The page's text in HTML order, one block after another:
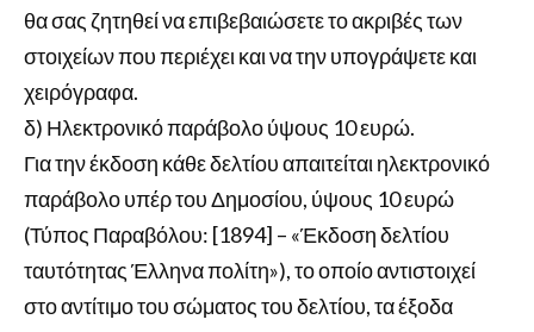
θα σας ζητηθεί να επιβεβαιώσετε το ακριβές των
στοιχείων που περιέχει και να την υπογράψετε και
χειρόγραφα.
δ) Ηλεκτρονικό παράβολο ύψους 10 ευρώ.
Για την έκδοση κάθε δελτίου απαιτείται ηλεκτρονικό
παράβολο υπέρ του Δημοσίου, ύψους 10 ευρώ
(Τύπος Παραβόλου: [1894] – «Έκδοση δελτίου
ταυτότητας Έλληνα πολίτη»), το οποίο αντιστοιχεί
στο αντίτιμο του σώματος του δελτίου, τα έξοδα